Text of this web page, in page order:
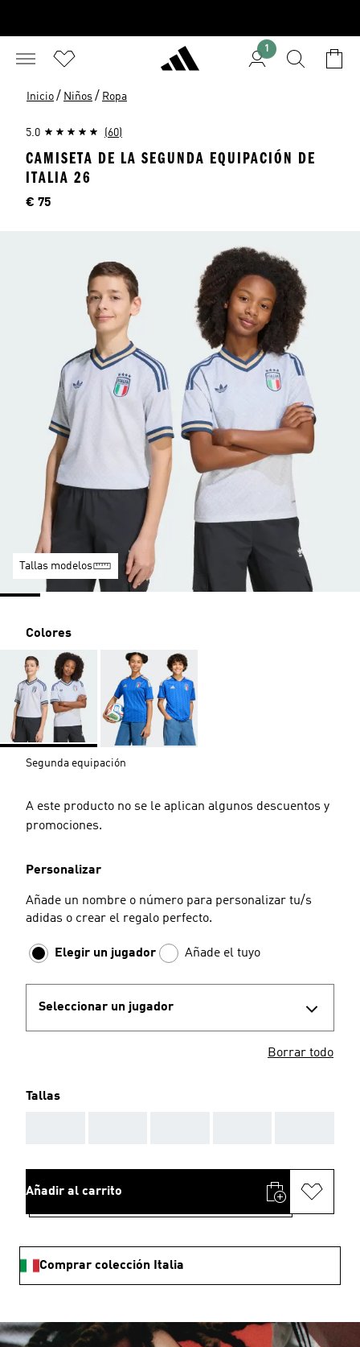
1
Inicio / Niños / Ropa
5.0 (60)
CAMISETA DE LA SEGUNDA EQUIPACIÓN DE
ITALIA 26
Precio
€ 75
Tallas modelos
Colores
Segunda equipación
A este producto no se le aplican algunos descuentos y
promociones.
Personalizar
Añade un nombre o número para personalizar tu/s
adidas o crear el regalo perfecto.
Elegir un jugador Añade el tuyo
Seleccionar un jugador
Borrar todo
Tallas
Añadir al carrito
Comprar colección Italia